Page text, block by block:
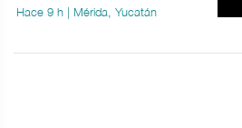
Hace 9 h | Mérida, Yucatán